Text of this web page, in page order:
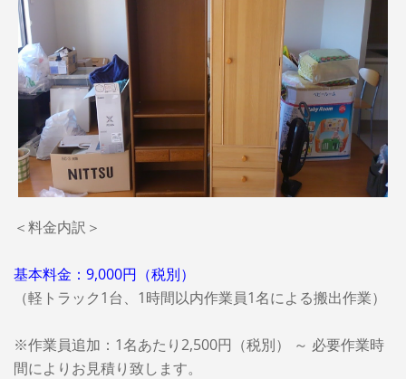
＜料金内訳＞
基本料金：9,000円（税別）
（軽トラック1台、1時間以内作業員1名による搬出作業）
※作業員追加：1名あたり2,500円（税別） ～ 必要作業時
間によりお見積り致します。